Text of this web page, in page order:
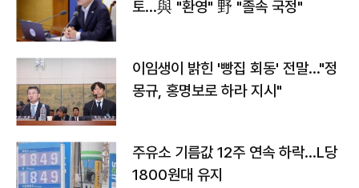
토…與 "환영" 野 "졸속 국정"
이임생이 밝힌 '빵집 회동' 전말…"정
몽규, 홍명보로 하라 지시"
주유소 기름값 12주 연속 하락…L당
1800원대 유지